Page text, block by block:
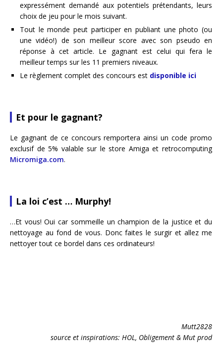
expressément demandé aux potentiels prétendants, leurs
choix de jeu pour le mois suivant.
Tout le monde peut participer en publiant une photo (ou
une vidéo!) de son meilleur score avec son pseudo en
réponse à cet article. Le gagnant est celui qui fera le
meilleur temps sur les 11 premiers niveaux.
Le règlement complet des concours est disponible ici
Et pour le gagnant?
Le gagnant de ce concours remportera ainsi un code promo
exclusif de 5% valable sur le store Amiga et retrocomputing
Micromiga.com.
La loi c’est … Murphy!
…Et vous! Oui car sommeille un champion de la justice et du
nettoyage au fond de vous. Donc faites le surgir et allez me
nettoyer tout ce bordel dans ces ordinateurs!
Mutt2828
source et inspirations: HOL, Obligement & Mut prod